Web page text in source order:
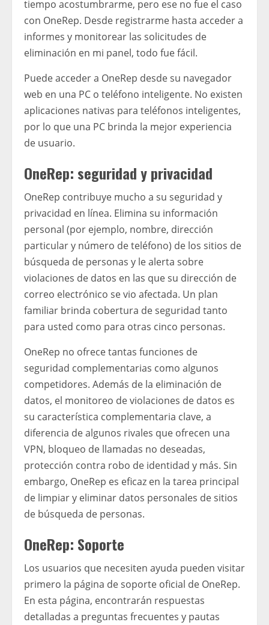
tiempo acostumbrarme, pero ese no fue el caso
con OneRep. Desde registrarme hasta acceder a
informes y monitorear las solicitudes de
eliminación en mi panel, todo fue fácil.
Puede acceder a OneRep desde su navegador
web en una PC o teléfono inteligente. No existen
aplicaciones nativas para teléfonos inteligentes,
por lo que una PC brinda la mejor experiencia
de usuario.
OneRep: seguridad y privacidad
OneRep contribuye mucho a su seguridad y
privacidad en línea. Elimina su información
personal (por ejemplo, nombre, dirección
particular y número de teléfono) de los sitios de
búsqueda de personas y le alerta sobre
violaciones de datos en las que su dirección de
correo electrónico se vio afectada. Un plan
familiar brinda cobertura de seguridad tanto
para usted como para otras cinco personas.
OneRep no ofrece tantas funciones de
seguridad complementarias como algunos
competidores. Además de la eliminación de
datos, el monitoreo de violaciones de datos es
su característica complementaria clave, a
diferencia de algunos rivales que ofrecen una
VPN, bloqueo de llamadas no deseadas,
protección contra robo de identidad y más. Sin
embargo, OneRep es eficaz en la tarea principal
de limpiar y eliminar datos personales de sitios
de búsqueda de personas.
OneRep: Soporte
Los usuarios que necesiten ayuda pueden visitar
primero la página de soporte oficial de OneRep.
En esta página, encontrarán respuestas
detalladas a preguntas frecuentes y pautas